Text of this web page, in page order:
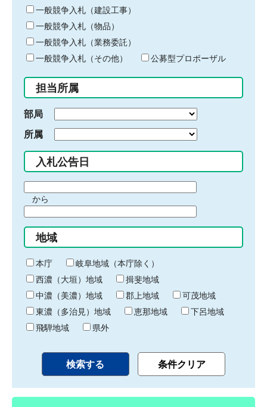
キ
ー
ワ
ー
ド
入
力
一般競争入札（建設工事）
一般競争入札（物品）
一般競争入札（業務委託）
一般競争入札（その他）
公募型プロポーザル
担当所属
部局
所属
入札公告日
間
始
り
から
間
終
わ
り
地域
本庁
岐阜地域（本庁除く）
西濃（大垣）地域
揖斐地域
中濃（美濃）地域
郡上地域
可茂地域
東濃（多治見）地域
恵那地域
下呂地域
飛騨地域
県外